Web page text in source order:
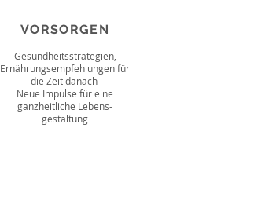
VORSORGEN
Gesundheitsstrategien,
Ernährungsempfehlungen für
die Zeit danach
Neue Impulse für eine
ganzheitliche Lebens-
gestaltung